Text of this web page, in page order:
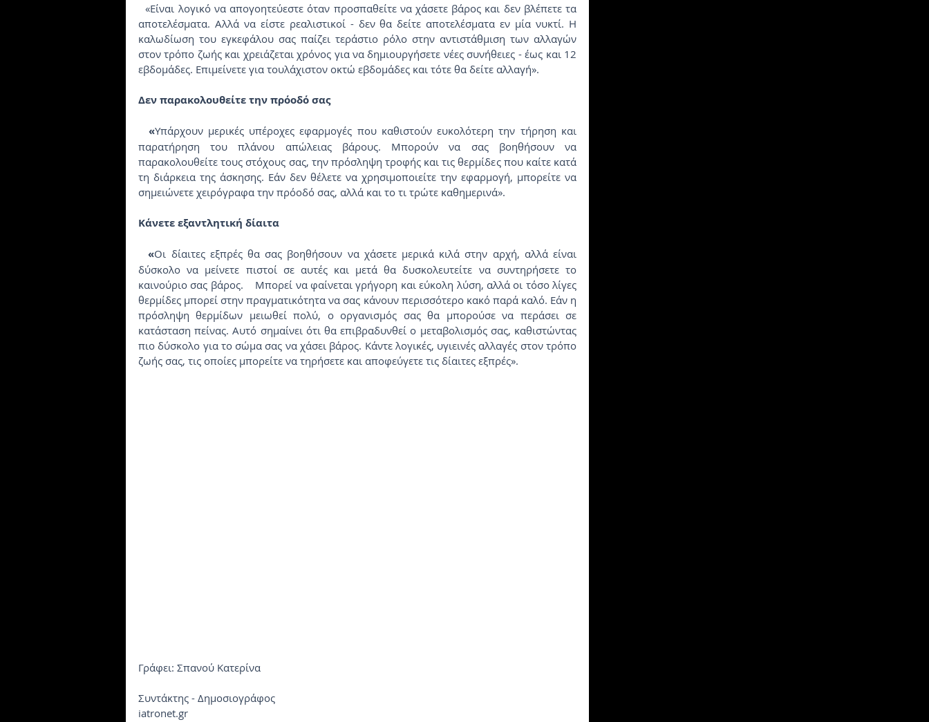
  «Είναι λογικό να απογοητεύεστε όταν προσπαθείτε να χάσετε βάρος και δεν βλέπετε τα
αποτελέσματα. Αλλά να είστε ρεαλιστικοί - δεν θα δείτε αποτελέσματα εν μία νυκτί. Η
καλωδίωση του εγκεφάλου σας παίζει τεράστιο ρόλο στην αντιστάθμιση των αλλαγών
στον τρόπο ζωής και χρειάζεται χρόνος για να δημιουργήσετε νέες συνήθειες - έως και 12
εβδομάδες. Επιμείνετε για τουλάχιστον οκτώ εβδομάδες και τότε θα δείτε αλλαγή».
Δεν παρακολουθείτε την πρόοδό σας
  «
Υπάρχουν μερικές υπέροχες εφαρμογές που καθιστούν ευκολότερη την τήρηση και
παρατήρηση του πλάνου απώλειας βάρους. Μπορούν να σας βοηθήσουν να
παρακολουθείτε τους στόχους σας, την πρόσληψη τροφής και τις θερμίδες που καίτε κατά
τη διάρκεια της άσκησης. Εάν δεν θέλετε να χρησιμοποιείτε την εφαρμογή, μπορείτε να
σημειώνετε χειρόγραφα την πρόοδό σας, αλλά και το τι τρώτε καθημερινά».
Κάνετε εξαντλητική δίαιτα
  «
Οι δίαιτες εξπρές θα σας βοηθήσουν να χάσετε μερικά κιλά στην αρχή, αλλά είναι
δύσκολο να μείνετε πιστοί σε αυτές και μετά θα δυσκολευτείτε να συντηρήσετε το
καινούριο σας βάρος.    Μπορεί να φαίνεται γρήγορη και εύκολη λύση, αλλά οι τόσο λίγες
θερμίδες μπορεί στην πραγματικότητα να σας κάνουν περισσότερο κακό παρά καλό. Εάν η
πρόσληψη θερμίδων μειωθεί πολύ, ο οργανισμός σας θα μπορούσε να περάσει σε
κατάσταση πείνας. Αυτό σημαίνει ότι θα επιβραδυνθεί ο μεταβολισμός σας, καθιστώντας
πιο δύσκολο για το σώμα σας να χάσει βάρος. Κάντε λογικές, υγιεινές αλλαγές στον τρόπο
ζωής σας, τις οποίες μπορείτε να τηρήσετε και αποφεύγετε τις δίαιτες εξπρές».
Γράφει: Σπανού Κατερίνα
Συντάκτης - Δημοσιογράφος
iatronet.gr